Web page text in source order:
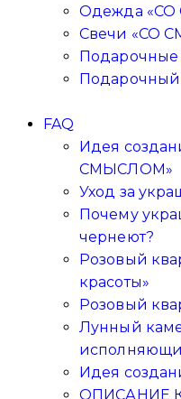
Одежда
Свечи «СО
Подарочные
Подарочный
FAQ
Идея
СМЫСЛОМ»
Уход за
Почему
чернеют?
Розовый
красоты»
Розовый
Лунный
Идея
ОПИСАНИЕ